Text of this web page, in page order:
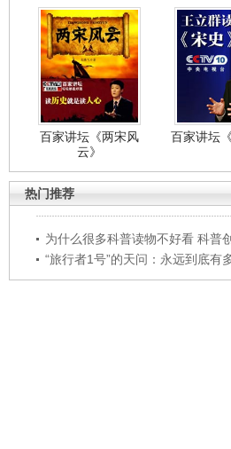
百家讲坛《两宋风
云》
百家讲坛
热门推荐
为什么很多科普读物不好看 科普
“旅行者1号”的天问：永远到底有多